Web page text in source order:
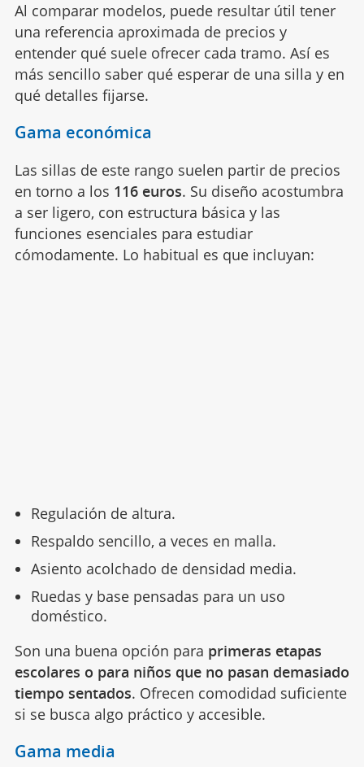
Al comparar modelos, puede resultar útil tener
una referencia aproximada de precios y
entender qué suele ofrecer cada tramo. Así es
más sencillo saber qué esperar de una silla y en
qué detalles fijarse.
Gama económica
Las sillas de este rango suelen partir de precios
en torno a los 116 euros. Su diseño acostumbra
a ser ligero, con estructura básica y las
funciones esenciales para estudiar
cómodamente. Lo habitual es que incluyan:
Regulación de altura.
Respaldo sencillo, a veces en malla.
Asiento acolchado de densidad media.
Ruedas y base pensadas para un uso
doméstico.
Son una buena opción para primeras etapas
escolares o para niños que no pasan demasiado
tiempo sentados. Ofrecen comodidad suficiente
si se busca algo práctico y accesible.
Gama media